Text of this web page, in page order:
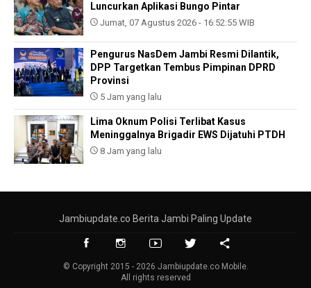
Luncurkan Aplikasi Bungo Pintar
Jumat, 07 Agustus 2026 - 16:52:55 WIB
Pengurus NasDem Jambi Resmi Dilantik,
DPP Targetkan Tembus Pimpinan DPRD
Provinsi
5 Jam yang lalu
Lima Oknum Polisi Terlibat Kasus
Meninggalnya Brigadir EWS Dijatuhi PTDH
8 Jam yang lalu
Jambiupdate.co Berita Jambi Paling Update
© Copyright 2015 - 2026 Jambiupdate.co Mobile.
All rights reserved